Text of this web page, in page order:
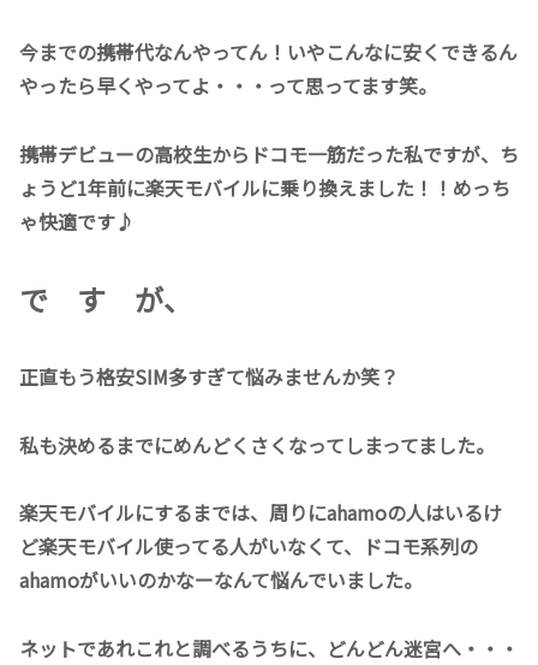
今までの携帯代なんやってん！いやこんなに安くできるん
やったら早くやってよ・・・って思ってます笑。
携帯デビューの高校生からドコモ一筋だった私ですが、ち
ょうど1年前に楽天モバイルに乗り換えました！！めっち
ゃ快適です♪
で す が、
正直もう格安SIM多すぎて悩みませんか笑？
私も決めるまでにめんどくさくなってしまってました。
楽天モバイルにするまでは、周りにahamoの人はいるけ
ど楽天モバイル使ってる人がいなくて、ドコモ系列の
ahamoがいいのかなーなんて悩んでいました。
ネットであれこれと調べるうちに、どんどん迷宮へ・・・